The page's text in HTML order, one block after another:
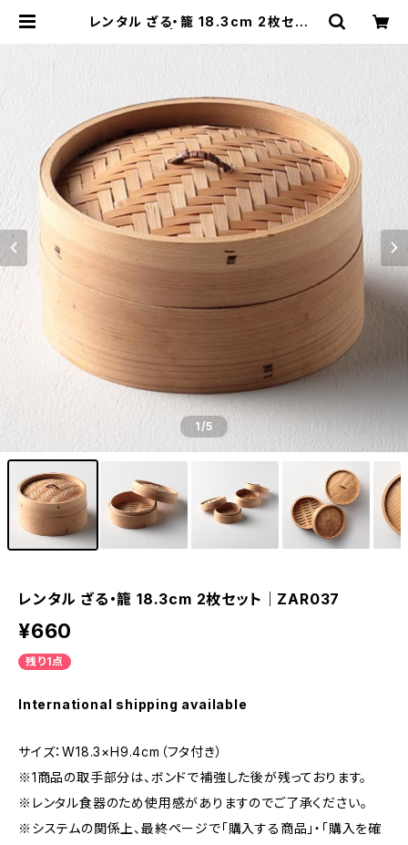
レンタル ざる・籠 18.3cm 2枚セット
1/5
レンタル ざる・籠 18.3cm 2枚セット｜ZAR037
¥660
残り1点
International shipping available
サイズ：W18.3×H9.4cm（フタ付き）
※1商品の取手部分は、ボンドで補強した後が残っております。
※レンタル食器のため使用感がありますのでご了承ください。
※システムの関係上、最終ページで「購入する商品」・「購入を確